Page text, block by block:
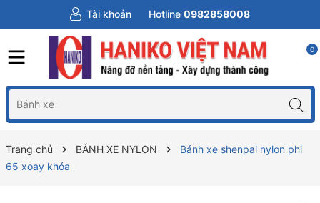
Tài khoản Hotline 0982858008
0
Trang chủ BÁNH XE NYLON
Bánh xe shenpai nylon phi
65 xoay khóa